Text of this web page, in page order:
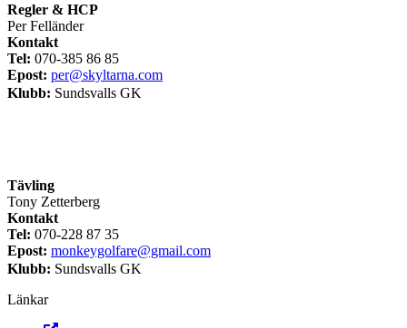
Regler & HCP
Per Felländer
Kontakt
Tel: 070-385 86 85
Epost: per@skyltarna.com
Klubb: Sundsvalls GK
Tävling
Tony Zetterberg
Kontakt
Tel: 070-228 87 35
Epost: monkeygolfare@gmail.com
Klubb: Sundsvalls GK
Länkar